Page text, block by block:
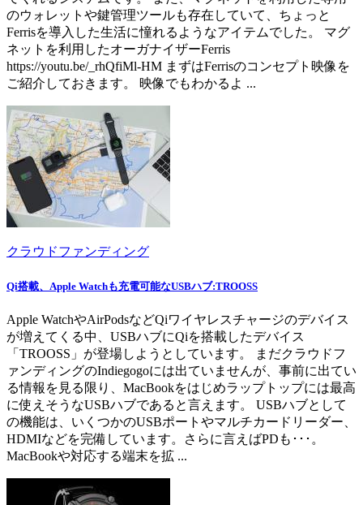
のウォレットや鍵管理ツールも存在していて、ちょっと
Ferrisを導入した生活に憧れるようなアイテムでした。 マグ
ネットを利用したオーガナイザーFerris
https://youtu.be/_rhQfiMl-HM まずはFerrisのコンセプト映像を
ご紹介しておきます。 映像でもわかるよ ...
クラウドファンディング
Qi搭載、Apple Watchも充電可能なUSBハブ:TROOSS
Apple WatchやAirPodsなどQiワイヤレスチャージのデバイス
が増えてくる中、USBハブにQiを搭載したデバイス
「TROOSS」が登場しようとしています。 まだクラウドフ
ァンディングのIndiegogoには出ていませんが、事前に出てい
る情報を見る限り、MacBookをはじめラップトップには最高
に使えそうなUSBハブであると言えます。 USBハブとして
の機能は、いくつかのUSBポートやマルチカードリーダー、
HDMIなどを完備しています。さらに言えばPDも･･･。
MacBookや対応する端末を拡 ...